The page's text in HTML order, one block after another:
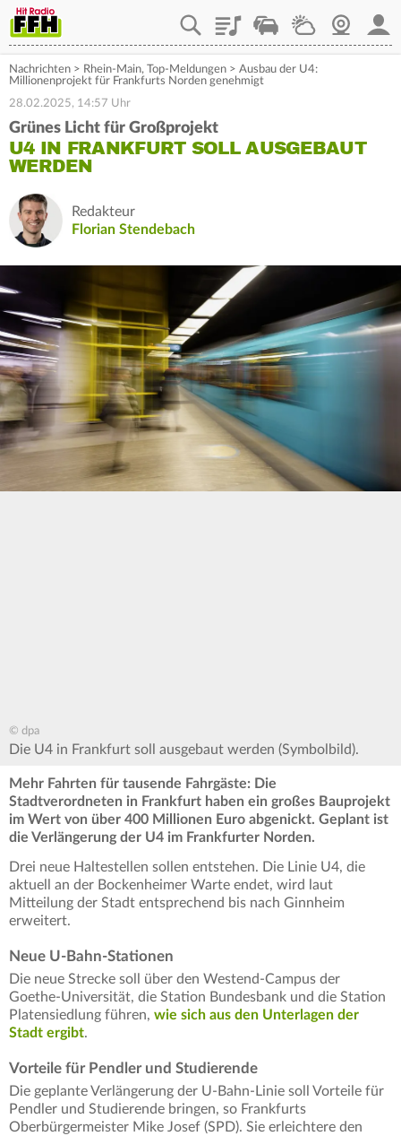
PlaylistStaupilotWetterWebcam
Nachrichten > Rhein-Main, Top-Meldungen > Ausbau der U4:
Millionenprojekt für Frankfurts Norden genehmigt
28.02.2025, 14:57 Uhr
Grünes Licht für Großprojekt
U4 IN FRANKFURT SOLL AUSGEBAUT
WERDEN
Redakteur
Florian Stendebach
© dpa
Die U4 in Frankfurt soll ausgebaut werden (Symbolbild).
Mehr Fahrten für tausende Fahrgäste: Die
Stadtverordneten in Frankfurt haben ein großes Bauprojekt
im Wert von über 400 Millionen Euro abgenickt. Geplant ist
die Verlängerung der U4 im Frankfurter Norden.
Drei neue Haltestellen sollen entstehen. Die Linie U4, die
aktuell an der Bockenheimer Warte endet, wird laut
Mitteilung der Stadt entsprechend bis nach Ginnheim
erweitert.
Neue U-Bahn-Stationen
Die neue Strecke soll über den Westend-Campus der
Goethe-Universität, die Station Bundesbank und die Station
Platensiedlung führen, wie sich aus den Unterlagen der
Stadt ergibt.
Vorteile für Pendler und Studierende
Die geplante Verlängerung der U-Bahn-Linie soll Vorteile für
Pendler und Studierende bringen, so Frankfurts
Oberbürgermeister Mike Josef (SPD). Sie erleichtere den